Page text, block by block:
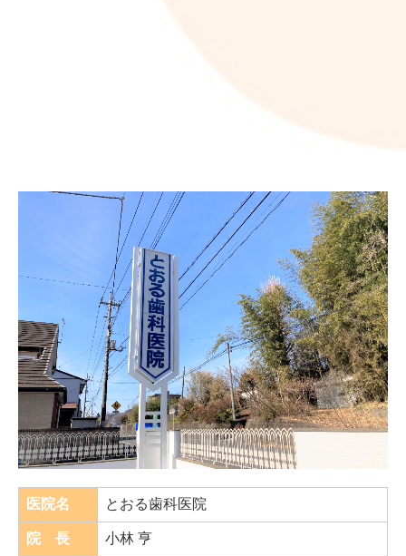
医院名 とおる歯科医院
院 長 小林 亨